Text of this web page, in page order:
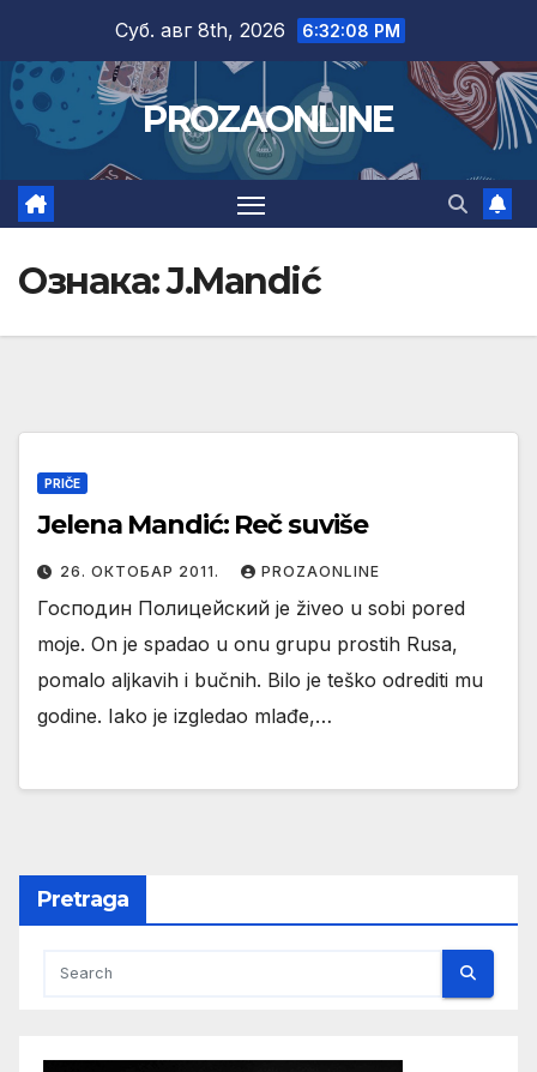
content
Суб. авг 8th, 2026 6:32:08 PM
PROZAONLINE
Ознака:J.Mandić
PRIČE
Jelena Mandić: Reč suviše
26. ОКТОБАР 2011. PROZAONLINE
Господин Полицейский je živeo u sobi pored
moje. On je spadao u onu grupu prostih Rusa,
pomalo aljkavih i bučnih. Bilo je teško odrediti mu
godine. Iako je izgledao mlađe,…
Pretraga